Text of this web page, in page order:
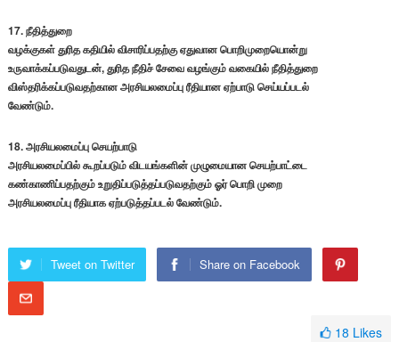
17. நீதித்துறை
வழக்குகள் துரித கதியில் விசாரிப்பதற்கு ஏதுவான பொறிமுறையொன்று
உருவாக்கப்படுவதுடன், துரித நீதிச் சேவை வழங்கும் வகையில் நீதித்துறை
விஸ்தரிக்கப்படுவதற்கான அரசியலமைப்பு ரீதியான ஏற்பாடு செய்யப்படல்
வேண்டும்.
18. அரசியலமைப்பு செயற்பாடு
அரசியலமைப்பில் கூறப்படும் விடயங்களின் முழுமையான செயற்பாட்டை
கண்காணிப்பதற்கும் உறுதிப்படுத்தப்படுவதற்கும் ஓர் பொறி முறை
அரசியலமைப்பு ரீதியாக ஏற்படுத்தப்படல் வேண்டும்.
Tweet on Twitter Share on Facebook
18 Likes